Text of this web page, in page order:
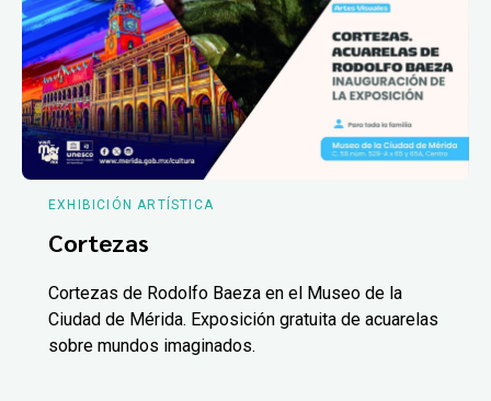
EXHIBICIÓN ARTÍSTICA
Cortezas
Cortezas de Rodolfo Baeza en el Museo de la
Ciudad de Mérida. Exposición gratuita de acuarelas
sobre mundos imaginados.